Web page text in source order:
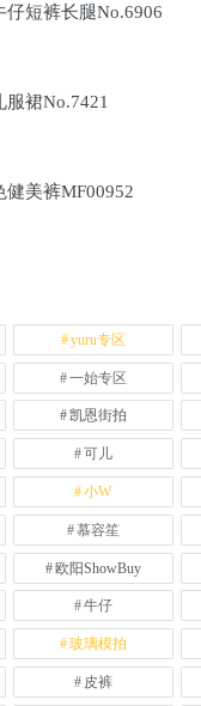
仔短裤长腿No.6906
服裙No.7421
健美裤MF00952
yuru专区
一始专区
凯恩街拍
可儿
小W
慕容笙
欧阳ShowBuy
牛仔
玻璃模拍
皮裤